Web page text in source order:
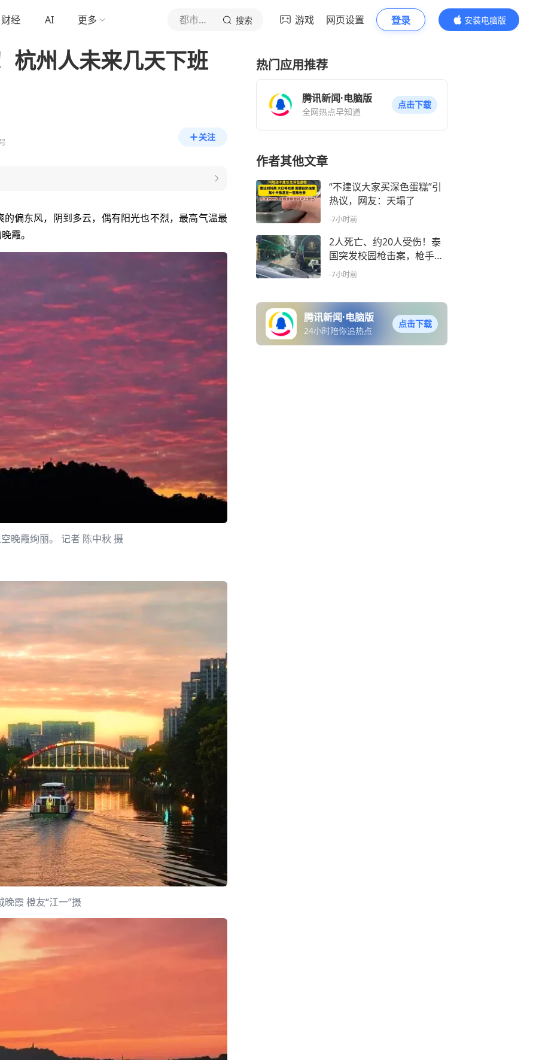
财经 AI 更多 都市快报橙柿互动 搜索 游戏 网页设置 登录
安装电脑版
内容更精彩
杭州人未来几天下班
关注
偏东风，阴到多云，偶有阳光也不烈，最高气温最
霞。
晚霞绚丽。 记者 陈中秋 摄
晚霞 橙友“江一”摄
热门应用推荐
腾讯新闻·电脑版
全网热点早知道
点击下载
作者其他文章
“不建议大家买深色蛋糕”引
热议，网友：天塌了
-7小时前
2人死亡、约20人受伤！泰
国突发校园枪击案，枪手为
一名学生，仍藏在学校附近
-7小时前
腾讯新闻·电脑版
24小时陪你追热点
点击下载